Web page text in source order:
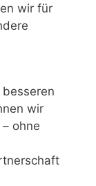
wir für
wir
ohne